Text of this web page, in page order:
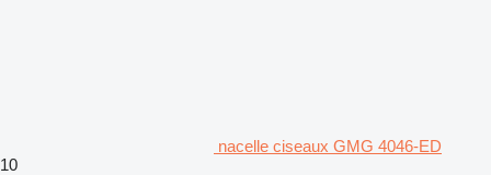
nacelle ciseaux GMG 4046-ED
10